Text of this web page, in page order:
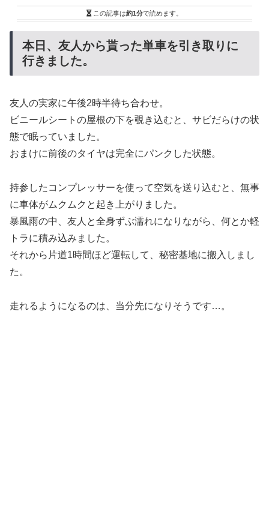
この記事は約1分で読めます。
本日、友人から貰った単車を引き取りに
行きました。
友人の実家に午後2時半待ち合わせ。
ビニールシートの屋根の下を覗き込むと、サビだらけの状
態で眠っていました。
おまけに前後のタイヤは完全にパンクした状態。
持参したコンプレッサーを使って空気を送り込むと、無事
に車体がムクムクと起き上がりました。
暴風雨の中、友人と全身ずぶ濡れになりながら、何とか軽
トラに積み込みました。
それから片道1時間ほど運転して、秘密基地に搬入しまし
た。
走れるようになるのは、当分先になりそうです…。